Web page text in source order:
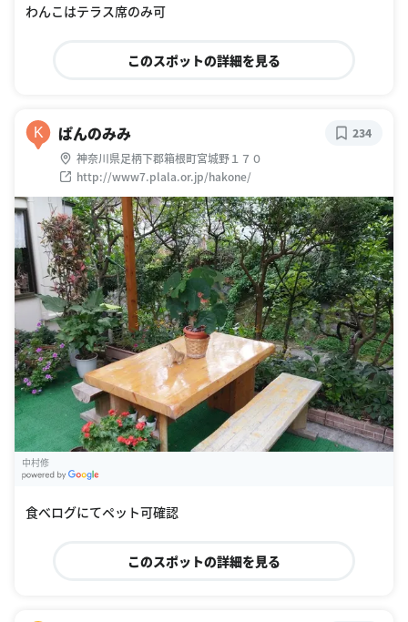
わんこはテラス席のみ可
このスポットの詳細を見る
K ぱんのみみ
神奈川県足柄下郡箱根町宮城野１７０
http://www7.plala.or.jp/hakone/
234
中村修
食べログにてペット可確認
このスポットの詳細を見る